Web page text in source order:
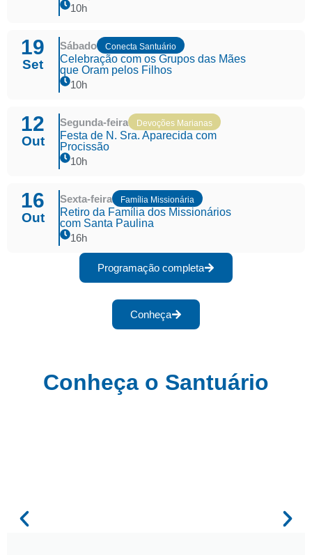
10h
19
Set
Sábado Conecta Santuário
Celebração com os Grupos das Mães
que Oram pelos Filhos
10h
12
Out
Segunda-feira Devoções Marianas
Festa de N. Sra. Aparecida com
Procissão
10h
16
Out
Sexta-feira Família Missionária
Retiro da Família dos Missionários
com Santa Paulina
16h
Programação completa
Conheça
Conheça o Santuário